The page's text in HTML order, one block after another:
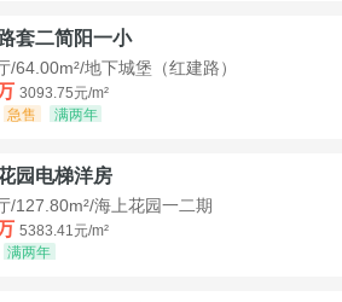
套二简阳一小
/64.00m²/地下城堡（红建路）
3093.75元/m²
急售 满两年
园电梯洋房
/127.80m²/海上花园一二期
5383.41元/m²
满两年